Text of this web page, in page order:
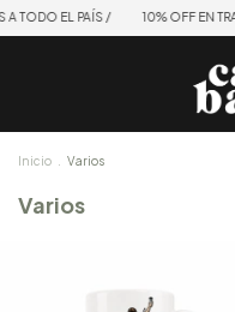
TODO EL PAÍS / 10% OFF EN
Inicio Varios
Varios